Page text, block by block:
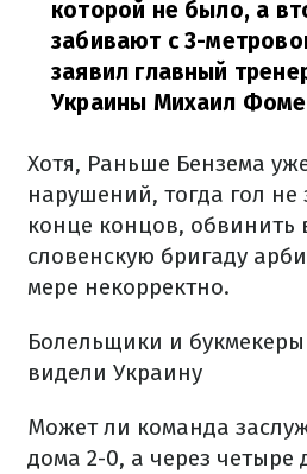
которой не было, а
забивают с 3-
заявил главный
Украины Михаил
Хотя, Раньше Бензема
нарушений, тогда гол не
конце концов, обвинить
словенскую бригаду
мере некорректно.
Болельщики и
видели Украину
Может ли команда
дома 2-0, а через четыре